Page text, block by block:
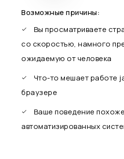
Возможные причины:
Вы просматриваете
со скоростью, намного
ожидаемую от человека
Что-то мешает работе
браузере
Ваше поведение
автоматизированных